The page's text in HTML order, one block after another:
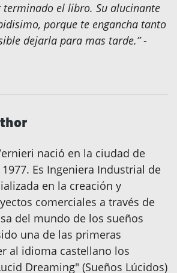
terminado el libro. Su alucinante
porque te engancha tanto
dejarla para mas tarde.”-
nació en la ciudad de
Es Ingeniera Industrial de
en la creación y
comerciales a través de
del mundo de los sueños
una de las primeras
al idioma castellano los
Dreaming" (Sueños Lúcidos)